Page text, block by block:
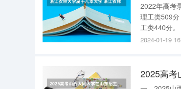
2022年高考录取分
理工类509分 据江西省教育厅消息，文史类一本线529分，理工类509分；文史类二本线472分，理
工类440分。 2、云南：一本文史类575分，一本理工类515分 据云南省招生考试院消息，文史类
2024-01-19
2025高考